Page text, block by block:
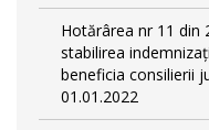
Hotărârea nr 11 din
stabilirea
beneficia consilierii
01.01.2022